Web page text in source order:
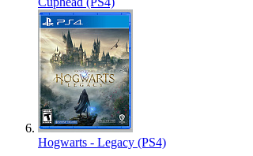
Hogwarts - Legacy (PS4)